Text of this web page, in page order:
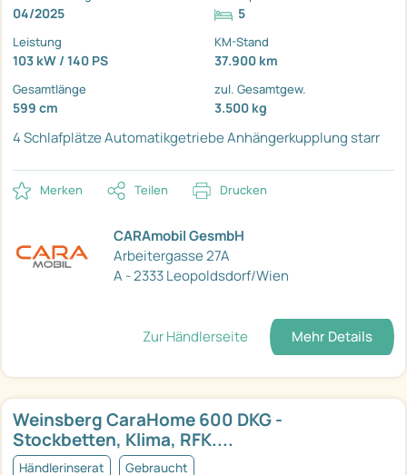
04/2025 5
Leistung
103 kW / 140 PS
KM-Stand
37.900 km
Gesamtlänge
599 cm
zul. Gesamtgew.
3.500 kg
4 SchlafplätzeAutomatikgetriebeAnhängerkupplung starr
Merken Teilen Drucken
CARAmobil GesmbH
Arbeitergasse 27A
A - 2333 Leopoldsdorf/Wien
Zur Händlerseite Mehr Details
Weinsberg CaraHome 600 DKG -
Stockbetten, Klima, RFK....
Händlerinserat Gebraucht